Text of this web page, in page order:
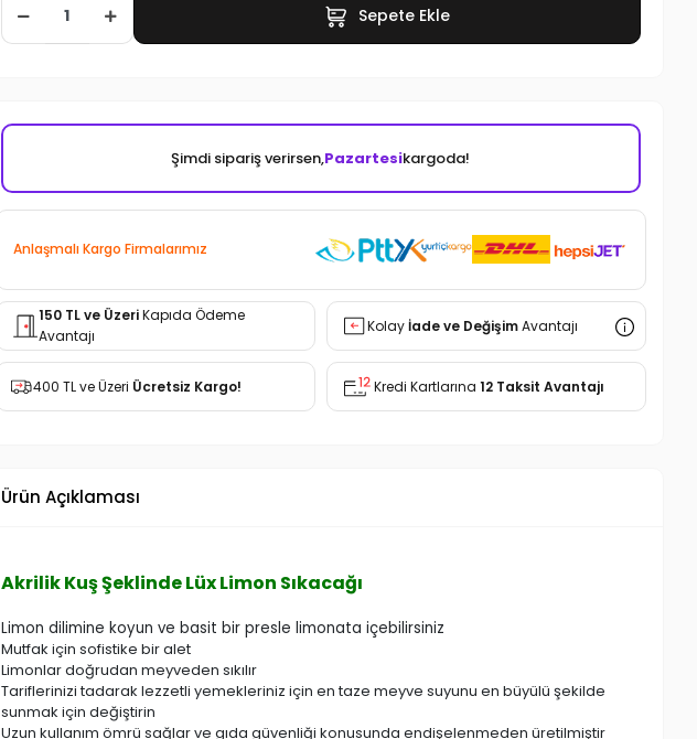
Sepete Ekle
Şimdi sipariş verirsen,Pazartesikargoda!
Anlaşmalı Kargo Firmalarımız
150 TL ve ÜzeriKapıda Ödeme
Avantajı
Kolayİade ve DeğişimAvantajı
400 TL ve Üzeri Ücretsiz Kargo! Kredi Kartlarına 12 Taksit Avantajı
Ürün Açıklaması
Akrilik Kuş Şeklinde Lüx Limon Sıkacağı
Limon dilimine koyun ve basit bir presle limonata içebilirsiniz
Mutfak için sofistike bir alet
Limonlar doğrudan meyveden sıkılır
Tariflerinizi tadarak lezzetli yemekleriniz için en taze meyve suyunu en büyülü şekilde
sunmak için değiştirin
Uzun kullanım ömrü sağlar ve gıda güvenliği konusunda endişelenmeden üretilmiştir